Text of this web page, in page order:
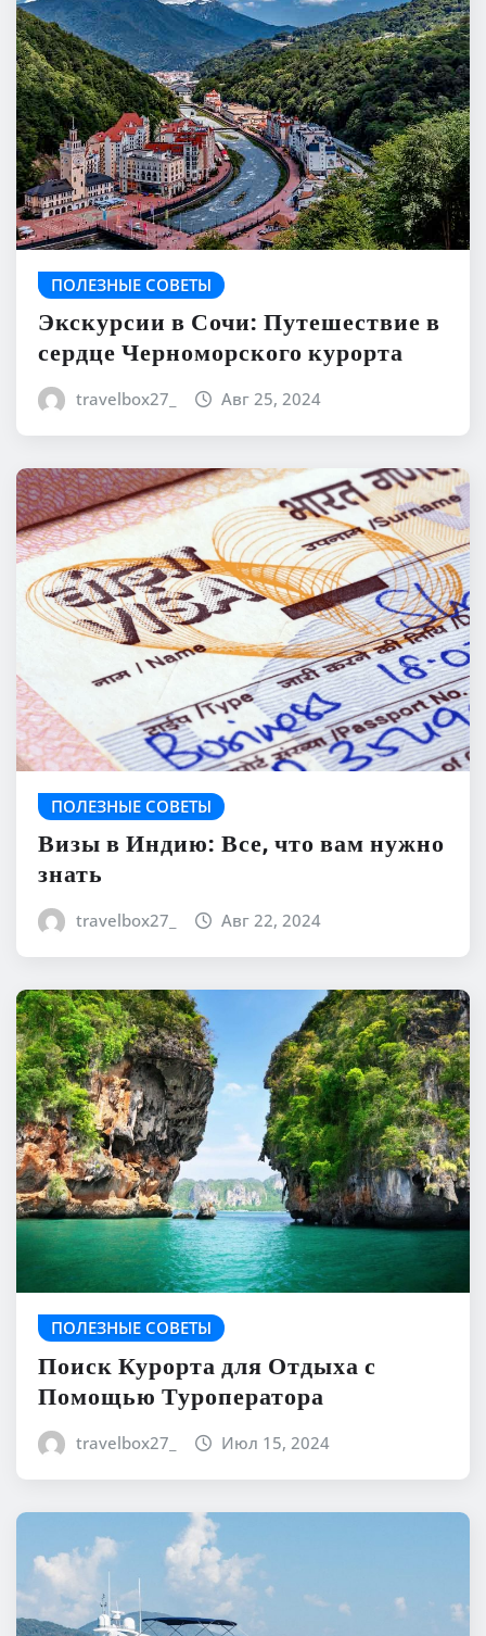
ПОЛЕЗНЫЕ СОВЕТЫ
Экскурсии в Сочи: Путешествие в
сердце Черноморского курорта
travelbox27_ Авг 25, 2024
ПОЛЕЗНЫЕ СОВЕТЫ
Визы в Индию: Все, что вам нужно
знать
travelbox27_ Авг 22, 2024
ПОЛЕЗНЫЕ СОВЕТЫ
Поиск Курорта для Отдыха с
Помощью Туроператора
travelbox27_ Июл 15, 2024